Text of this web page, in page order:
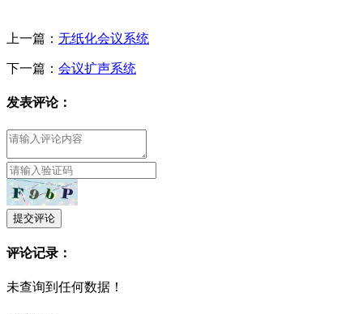
上一篇： 无纸化会议系统
下一篇： 会议扩声系统
发表评论：
提交评论
评论记录：
未查询到任何数据！